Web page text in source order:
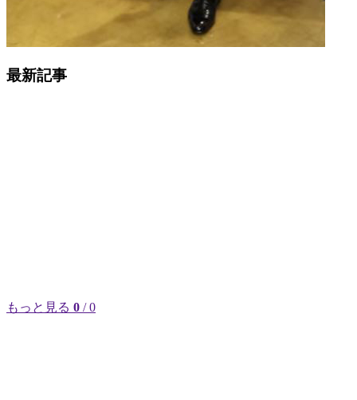
最新記事
もっと見る 0 / 0